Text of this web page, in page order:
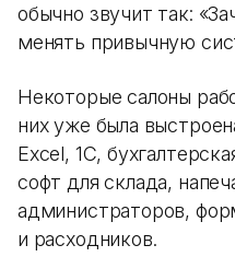
обычно звучит так:
менять привычную
Некоторые салоны
них уже была
Excel, 1С,
софт для склада,
администраторов,
и расходников.